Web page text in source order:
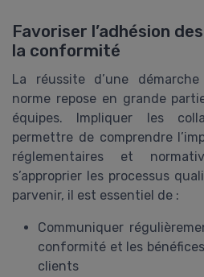
Favoriser l’adhésion
la conformité
La réussite d’une
norme repose en grande
équipes. Impliquer les
permettre de comprendre
réglementaires et
s’approprier les processus
parvenir, il est essentiel de :
Communiquer
conformité et les
clients